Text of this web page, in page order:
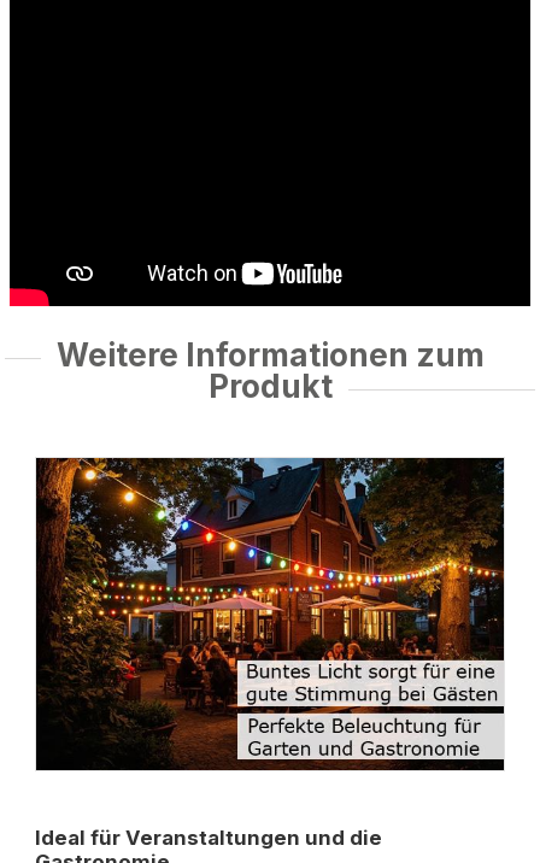
Weitere Informationen zum
Produkt
Ideal für Veranstaltungen und die